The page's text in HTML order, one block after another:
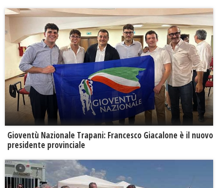
Gioventù Nazionale Trapani: Francesco Giacalone è il nuovo
presidente provinciale